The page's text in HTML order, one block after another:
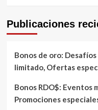
Publicaciones
Bonos de oro:
limitado, Ofertas
Bonos RDO$: Eventos
Promociones